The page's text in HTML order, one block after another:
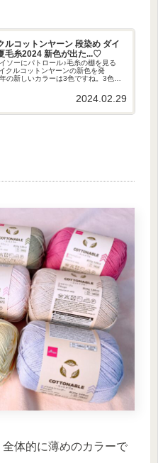
ルコットンヤーン 段染め ダイ
毛糸2024 新色が出た...♡
ソーにパトロール♪毛糸の棚を見る
クルコットンヤーンの新色を発
の新しいカラーは3色ですね。3色と
ーカシスレッド Redカクタス Greenナ
2024.02.29
体的に薄めのカラーで